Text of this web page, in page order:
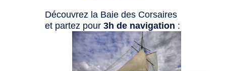
Découvrez la Baie des Corsaires
et partez pour3h de navigation :